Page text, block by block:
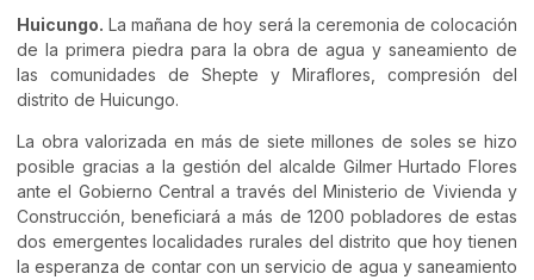
Huicungo. La mañana de hoy será la ceremonia de colocación
de la primera piedra para la obra de agua y saneamiento de
las comunidades de Shepte y Miraflores, compresión del
distrito de Huicungo.
La obra valorizada en más de siete millones de soles se hizo
posible gracias a la gestión del alcalde Gilmer Hurtado Flores
ante el Gobierno Central a través del Ministerio de Vivienda y
Construcción, beneficiará a más de 1200 pobladores de estas
dos emergentes localidades rurales del distrito que hoy tienen
la esperanza de contar con un servicio de agua y saneamiento